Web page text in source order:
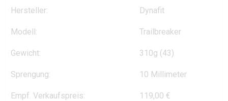
Hersteller: Dynafit
Modell: Trailbreaker
Gewicht: 310g (43)
Sprengung: 10 Millimeter
Empf. Verkaufspreis: 119,00 €